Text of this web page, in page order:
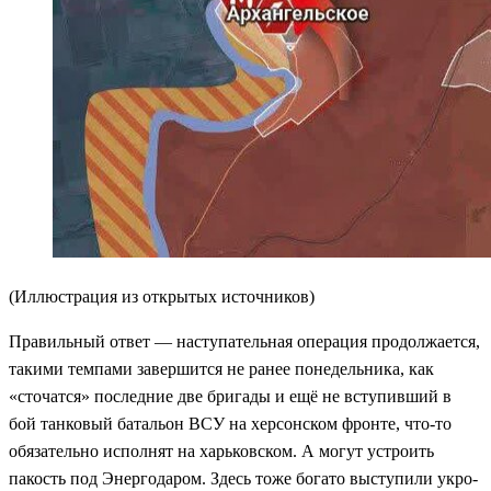
(Иллюстрация из открытых источников)
Правильный ответ — наступательная операция продолжается,
такими темпами завершится не ранее понедельника, как
«сточатся» последние две бригады и ещё не вступивший в
бой танковый батальон ВСУ на херсонском фронте, что-то
обязательно исполнят на харьковском. А могут устроить
пакость под Энергодаром. Здесь тоже богато выступили укро-